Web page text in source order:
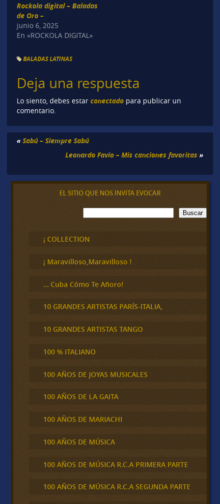
Rockola digital – Baladas
de Oro –
junio 6, 2025
En «ROCKOLA DIGITAL»
BALADAS LATINAS
Deja una respuesta
Lo siento, debes estar conectadopara publicar un
comentario.
« Sabú – Siempre Sabú
Leonardo Favio – Mis canciones favoritas »
EL SITIO QUE NOS INVITA EVOCAR
B
u
c
a
Buscar
¡ COLLECTION
¡ Maravilloso,Maravilloso !
… Cuba Cómo Te Añoro!
10 GRANDES ARTISTAS PARÍS-ITALIA,
10 GRANDES ARTISTAS TANGO
100 % ITALIANO
100 AÑOS DE JOYAS MUSICALES
100 AÑOS DE LA GAITA
100 AÑOS DE MARIACHI
100 AÑOS DE MÚSICA
100 AÑOS DE MÚSICA R.C.A PRIMERA PARTE
100 AÑOS DE MÚSICA R.C.A SEGUNDA PARTE